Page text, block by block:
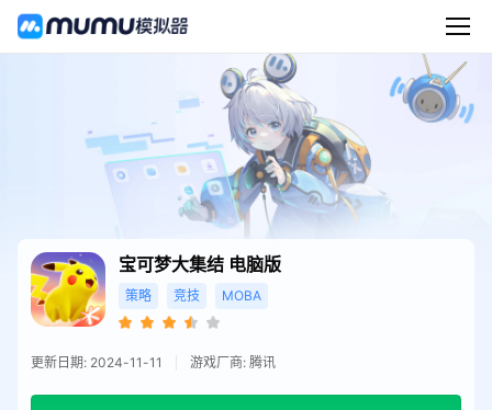
宝可梦大集结 电脑版
策略 竞技 MOBA
更新日期: 2024-11-11 游戏厂商: 腾讯